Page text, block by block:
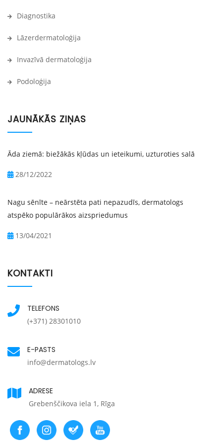
Diagnostika
Lāzerdermatoloģija
Invazīvā dermatoloģija
Podoloģija
JAUNĀKĀS ZIŅAS
Āda ziemā: biežākās kļūdas un ieteikumi, uzturoties salā
28/12/2022
Nagu sēnīte – neārstēta pati nepazudīs, dermatologs
atspēko populārākos aizspriedumus
13/04/2021
KONTAKTI
TELEFONS
(+371) 28301010
E-PASTS
info@dermatologs.lv
ADRESE
Grebenščikova iela 1, Rīga